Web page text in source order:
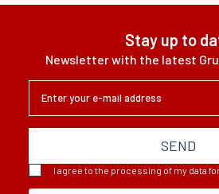
Stay up to
Newsletter with the latest
SEND
I agree to the processing of my data